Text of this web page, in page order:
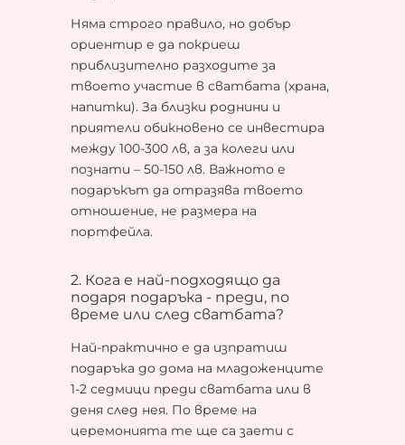
Няма строго правило, но добър
ориентир е да покриеш
приблизително разходите за
твоето участие в сватбата (храна,
напитки). За близки роднини и
приятели обикновено се инвестира
между 100-300 лв, а за колеги или
познати – 50-150 лв. Важното е
подаръкът да отразява твоето
отношение, не размера на
портфейла.
2. Кога е най-подходящо да
подаря подаръка - преди, по
време или след сватбата?
Най-практично е да изпратиш
подаръка до дома на младоженците
1-2 седмици преди сватбата или в
деня след нея. По време на
церемонията те ще са заети с